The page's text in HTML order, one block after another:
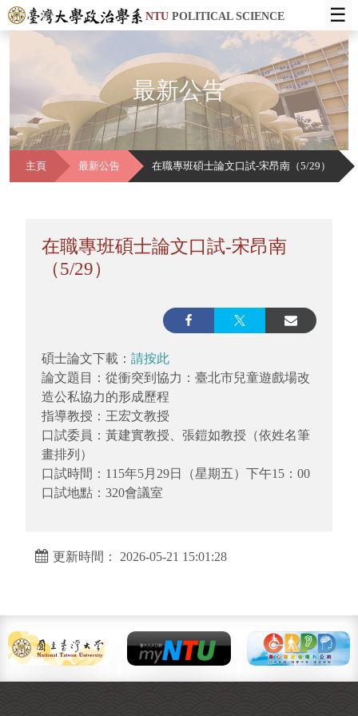
NTUPOLITICAL SCIENCE ☰
最新公告
主頁 最新公告 在職專班碩士論文口試-宋昂南（5/29）
在職專班碩士論文口試-宋昂南
（5/29）
碩士論文下載： 請按此
論文題目：從衝突到協力：臺北市兒童遊戲場改
造公私協力的形成歷程
指導教授：王宏文教授
口試委員：黃建實教授、張鎧如教授（依姓名筆
畫排列）
口試時間：115年5月29日（星期五）下午15：00
口試地點：320會議室
更新時間： 2026-05-21 15:01:28